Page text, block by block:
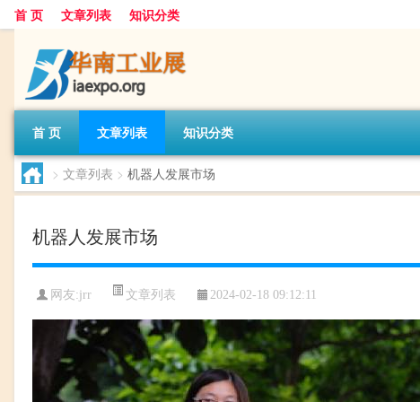
首 页 文章列表 知识分类
首 页 文章列表 知识分类
> 文章列表 > 机器人发展市场
机器人发展市场
网友:jrr 文章列表 2024-02-18 09:12:11